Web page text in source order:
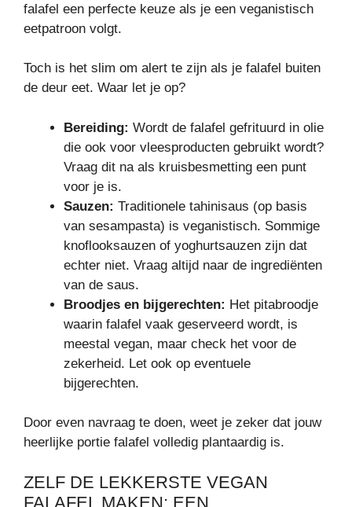
falafel een perfecte keuze als je een veganistisch
eetpatroon volgt.
Toch is het slim om alert te zijn als je falafel buiten
de deur eet. Waar let je op?
Bereiding: Wordt de falafel gefrituurd in olie
die ook voor vleesproducten gebruikt wordt?
Vraag dit na als kruisbesmetting een punt
voor je is.
Sauzen: Traditionele tahinisaus (op basis
van sesampasta) is veganistisch. Sommige
knoflooksauzen of yoghurtsauzen zijn dat
echter niet. Vraag altijd naar de ingrediënten
van de saus.
Broodjes en bijgerechten: Het pitabroodje
waarin falafel vaak geserveerd wordt, is
meestal vegan, maar check het voor de
zekerheid. Let ook op eventuele
bijgerechten.
Door even navraag te doen, weet je zeker dat jouw
heerlijke portie falafel volledig plantaardig is.
ZELF DE LEKKERSTE VEGAN
FALAFEL MAKEN: EEN